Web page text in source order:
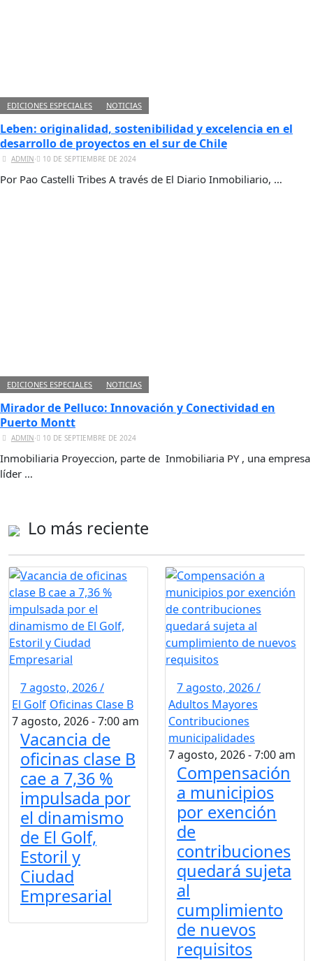
EDICIONES ESPECIALES NOTICIAS
Leben: originalidad, sostenibilidad y excelencia en el
desarrollo de proyectos en el sur de Chile
ADMIN⋅ 10 DE SEPTIEMBRE DE 2024
Por Pao Castelli Tribes A través de El Diario Inmobiliario, …
EDICIONES ESPECIALES NOTICIAS
Mirador de Pelluco: Innovación y Conectividad en
Puerto Montt
ADMIN⋅ 10 DE SEPTIEMBRE DE 2024
Inmobiliaria Proyeccion, parte de Inmobiliaria PY , una empresa
líder …
Lo más reciente
7 agosto, 2026 /
El Golf Oficinas Clase B
7 agosto, 2026 - 7:00 am
Vacancia de
oficinas clase B
cae a 7,36 %
impulsada por
el dinamismo
de El Golf,
Estoril y
Ciudad
Empresarial
7 agosto, 2026 /
Adultos Mayores
Contribuciones
municipalidades
7 agosto, 2026 - 7:00 am
Compensación
a municipios
por exención
de
contribuciones
quedará sujeta
al
cumplimiento
de nuevos
requisitos